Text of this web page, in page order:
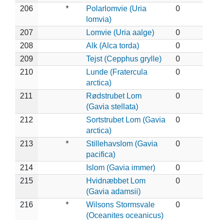
206
*
Polarlomvie (Uria
lomvia)
0
207 Lomvie (Uria aalge)
0
208
Alk (Alca torda)
0
209
Tejst (Cepphus grylle)
0
210
Lunde (Fratercula
arctica)
0
211
Rødstrubet Lom
(Gavia stellata)
0
212
Sortstrubet Lom (Gavia
arctica)
0
213 *
Stillehavslom (Gavia
pacifica)
0
214 Islom (Gavia immer)
0
215
Hvidnæbbet Lom
(Gavia adamsii)
0
216 *
Wilsons Stormsvale
(Oceanites oceanicus)
0